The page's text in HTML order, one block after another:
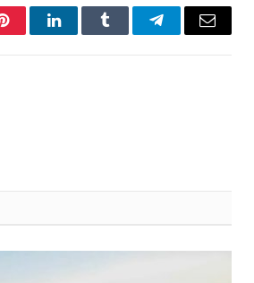
PinterestLinkedInTumblr TelegramEmail